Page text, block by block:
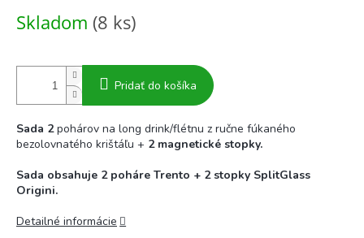
cena:
Skladom (8 ks)
Pridať do košíka
Sada 2 pohárov na long drink/flétnu z ručne fúkaného
bezolovnatého krištáľu + 2 magnetické stopky.
Sada obsahuje 2 poháre Trento + 2 stopky SplitGlass
Origini.
Detailné informácie